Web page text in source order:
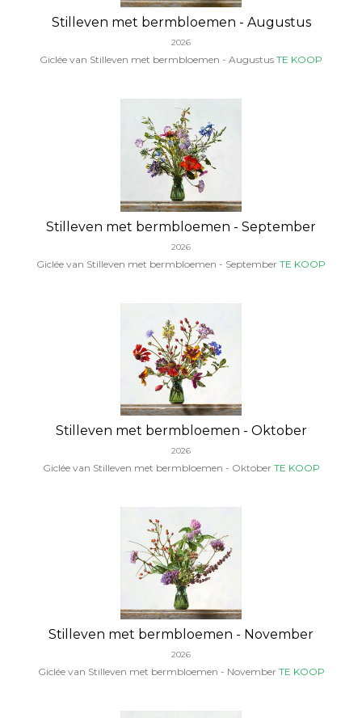
Stilleven met bermbloemen - Augustus
2026
Giclée van Stilleven met bermbloemen - Augustus TE KOOP
Stilleven met bermbloemen - September
2026
Giclée van Stilleven met bermbloemen - September TE KOOP
Stilleven met bermbloemen - Oktober
2026
Giclée van Stilleven met bermbloemen - Oktober TE KOOP
Stilleven met bermbloemen - November
2026
Giclée van Stilleven met bermbloemen - November TE KOOP